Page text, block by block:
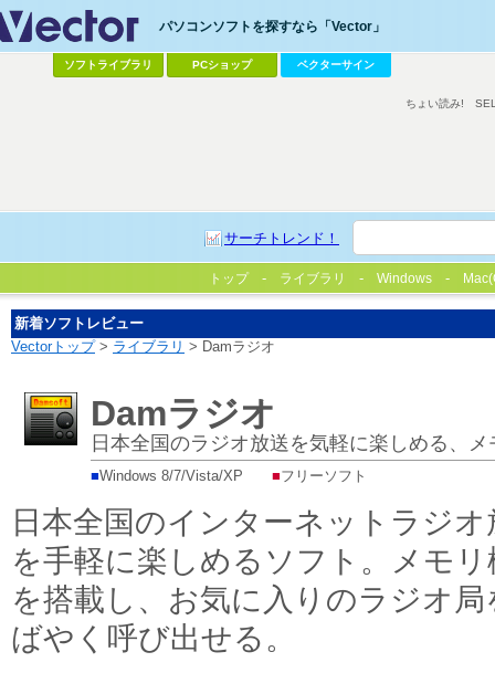
パソコンソフトを探すなら「Vector」
ソフトライブラリ PCショップ ベクターサイン
サーチトレンド！
ちょい読み!
トップ ライブラリ Windows
新着ソフトレビュー
Vectorトップ> ライブラリ > Damラジオ
Damラジオ
日本全国のラジオ放送を気軽に楽しめる、
■Windows 8/7/Vista/XP ■フリーソフト
日本全国のインターネットラジオ
を手軽に楽しめるソフト。メモリ
を搭載し、お気に入りのラジオ局
ばやく呼び出せる。